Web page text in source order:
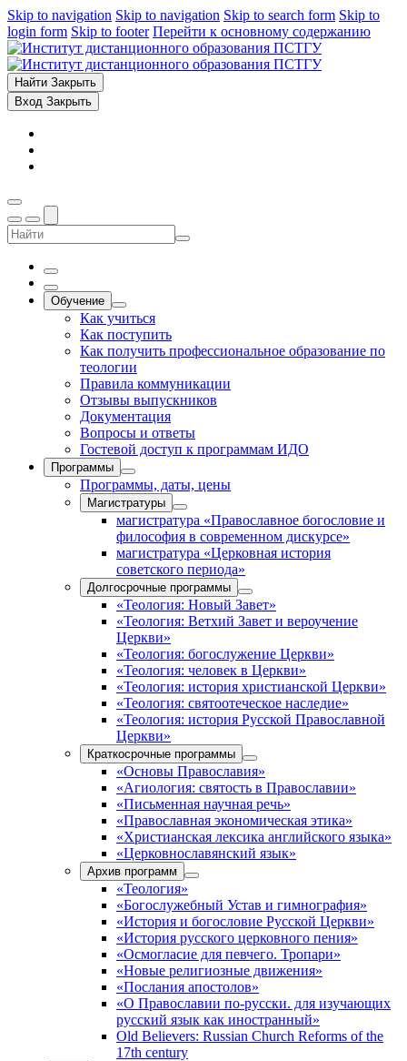
Skip to navigation Skip to navigation Skip to search form Skip to
login form Skip to footer Перейти к основному содержанию
Найти Закрыть
Вход Закрыть
Обучение
Как учиться
Как поступить
Как получить профессиональное образование по
теологии
Правила коммуникации
Отзывы выпускников
Документация
Вопросы и ответы
Гостевой доступ к программам ИДО
Программы
Программы, даты, цены
Магистратуры
магистратура «Православное богословие и
философия в современном дискурсе»
магистратура «Церковная история
советского периода»
Долгосрочные программы
«Теология: Новый Завет»
«Теология: Ветхий Завет и вероучение
Церкви»
«Теология: богослужение Церкви»
«Теология: человек в Церкви»
«Теология: история христианской Церкви»
«Теология: святоотеческое наследие»
«Теология: история Русской Православной
Церкви»
Краткосрочные программы
«Основы Православия»
«Агиология: святость в Православии»
«Письменная научная речь»
«Православная экономическая этика»
«Христианская лексика английского языка»
«Церковнославянский язык»
Архив программ
«Теология»
«Богослужебный Устав и гимнография»
«История и богословие Русской Церкви»
«История русского церковного пения»
«Осмогласие для певчего. Тропари»
«Новые религиозные движения»
«Послания апостолов»
«О Православии по-русски. для изучающих
русский язык как иностранный»
Old Believers: Russian Church Reforms of the
17th century